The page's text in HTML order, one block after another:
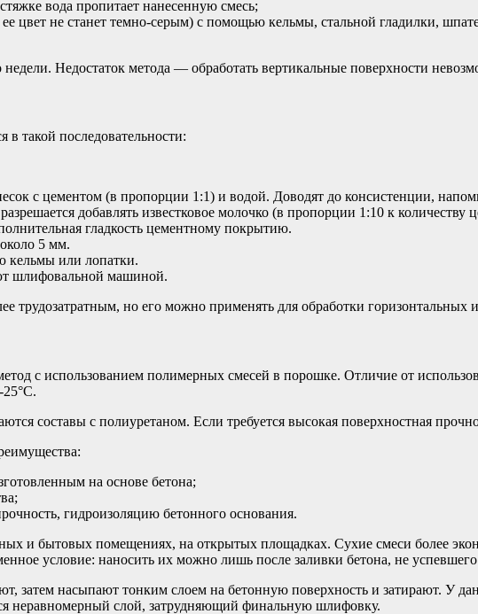
вода пропитает нанесенную смесь;
ее цвет не станет темно-серым) с помощью кельмы, стальной гладилки,
недели. Недостаток метода — обработать вертикальные поверхности
в такой последовательности:
с цементом (в пропорции 1:1) и водой. Доводят до консистенции,
добавлять известковое молочко (в пропорции 1:10 к
гладкость цементному покрытию.
5 мм.
кельмы или лопатки.
шлифовальной машиной.
трудозатратным, но его можно применять для обработки горизонтальных
с использованием полимерных смесей в порошке. Отличие от
25°С.
составы с полиуретаном. Если требуется высокая поверхностная
на основе бетона;
гидроизоляцию бетонного основания.
и бытовых помещениях, на открытых площадках. Сухие смеси более
условие: наносить их можно лишь после заливки бетона, не
затем насыпают тонким слоем на бетонную поверхность и затирают. У
неравномерный слой, затрудняющий финальную шлифовку.